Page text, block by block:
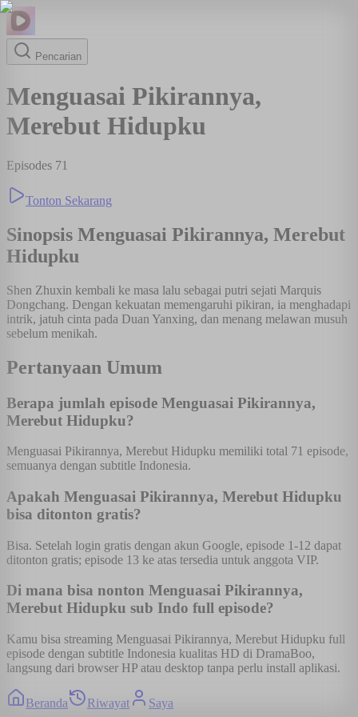
Pencarian
Menguasai Pikirannya,
Merebut Hidupku
Episodes 71
Tonton Sekarang
Sinopsis Menguasai Pikirannya, Merebut
Hidupku
Shen Zhuxin kembali ke masa lalu sebagai putri sejati Marquis
Dongchang. Dengan kekuatan memengaruhi pikiran, ia menghadapi
intrik, jatuh cinta pada Duan Yanxing, dan menang melawan musuh
sebelum menikah.
Pertanyaan Umum
Berapa jumlah episode Menguasai Pikirannya,
Merebut Hidupku?
Menguasai Pikirannya, Merebut Hidupku memiliki total 71 episode,
semuanya dengan subtitle Indonesia.
Apakah Menguasai Pikirannya, Merebut Hidupku
bisa ditonton gratis?
Bisa. Setelah login gratis dengan akun Google, episode 1-12 dapat
ditonton gratis; episode 13 ke atas tersedia untuk anggota VIP.
Di mana bisa nonton Menguasai Pikirannya,
Merebut Hidupku sub Indo full episode?
Kamu bisa streaming Menguasai Pikirannya, Merebut Hidupku full
episode dengan subtitle Indonesia kualitas HD di DramaBoo,
langsung dari browser HP atau desktop tanpa perlu install aplikasi.
Beranda Riwayat Saya